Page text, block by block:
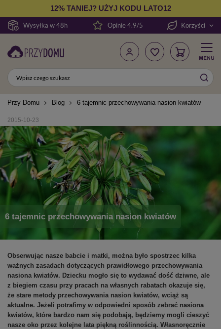
Wysyłka w 48h
12% TANIEJ? UŻYJ KODU LATO12
Opinie 4.9/5 Korzyści
Przy Domu Blog 6 tajemnic przechowywania nasion kwiatów
2015-10-23
6 tajemnic przechowywania nasion kwiatów
Obserwując nasze babcie i matki, można było spostrzec kilka
ważnych zasadach dotyczących prawidłowego przechowywania
nasiona kwiatów. Dziecku mogło się to wydawać dość dziwne, ale
z biegiem czasu przy pracach na własnych rabatach okazuje się,
że stare metody przechowywania nasion kwiatów, wciąż są
aktualne. Jeżeli potrafimy w odpowiedni sposób zebrać nasiona
kwiatów, które bardzo nam się podobają, będziemy mogli cieszyć
nasze oko przez kolejne lata piękną roślinnością. Własnoręcznie